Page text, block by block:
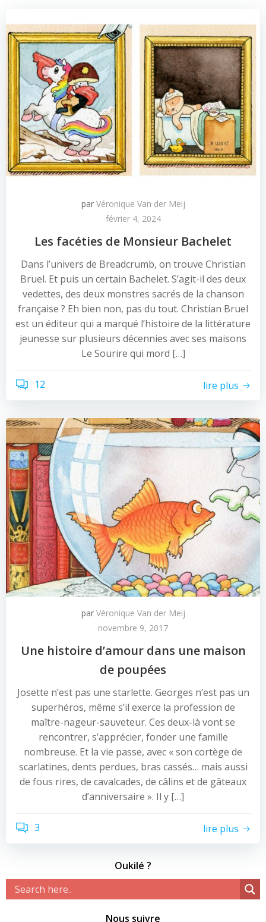
par Véronique Van der Meij
février 4, 2024
Les facéties de Monsieur Bachelet
Dans l’univers de Breadcrumb, on trouve Christian
Bruel. Et puis un certain Bachelet. S’agit-il des deux
vedettes, des deux monstres sacrés de la chanson
française ? Eh bien non, pas du tout. Christian Bruel
est un éditeur qui a marqué l’histoire de la littérature
jeunesse sur plusieurs décennies avec ses maisons
Le Sourire qui mord […]
12 lire plus
par Véronique Van der Meij
novembre 9, 2017
Une histoire d’amour dans une maison
de poupées
Josette n’est pas une starlette. Georges n’est pas un
superhéros, même s’il exerce la profession de
maître-nageur-sauveteur. Ces deux-là vont se
rencontrer, s’apprécier, fonder une famille
nombreuse. Et la vie passe, avec « son cortège de
scarlatines, dents perdues, bras cassés… mais aussi
de fous rires, de cavalcades, de câlins et de gâteaux
d’anniversaire ». Il y […]
3 lire plus
Oukilé ?
Nous suivre